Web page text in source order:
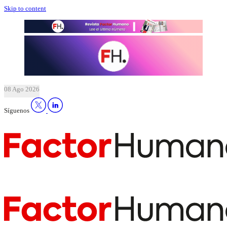
Skip to content
08 Ago 2026
Síguenos